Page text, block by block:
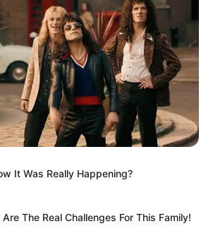
It Was Really Happening?
The Real Challenges For This Family!